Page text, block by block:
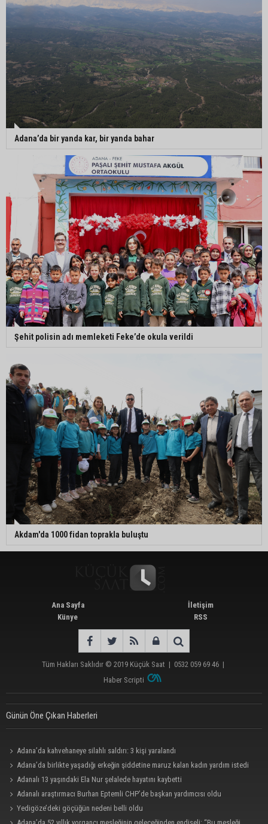
Adana’da bir yanda kar, bir yanda bahar
Şehit polisin adı memleketi Feke’de okula verildi
Akdam'da 1000 fidan toprakla buluştu
Ana Sayfa
Künye
İletişim
RSS
Tüm Hakları Saklıdır © 2019 Küçük Saat | 0532 059 69 46 |
Haber Scripti
Günün Öne Çıkan Haberleri
Adana’da kahvehaneye silahlı saldırı: 3 kişi yaralandı
Adana’da birlikte yaşadığı erkeğin şiddetine maruz kalan kadın yardım istedi
Adanalı 13 yaşındaki Ela Nur şelalede hayatını kaybetti
Adanalı araştırmacı Burhan Eptemli CHP’de başkan yardımcısı oldu
Yedigöze’deki göçüğün nedeni belli oldu